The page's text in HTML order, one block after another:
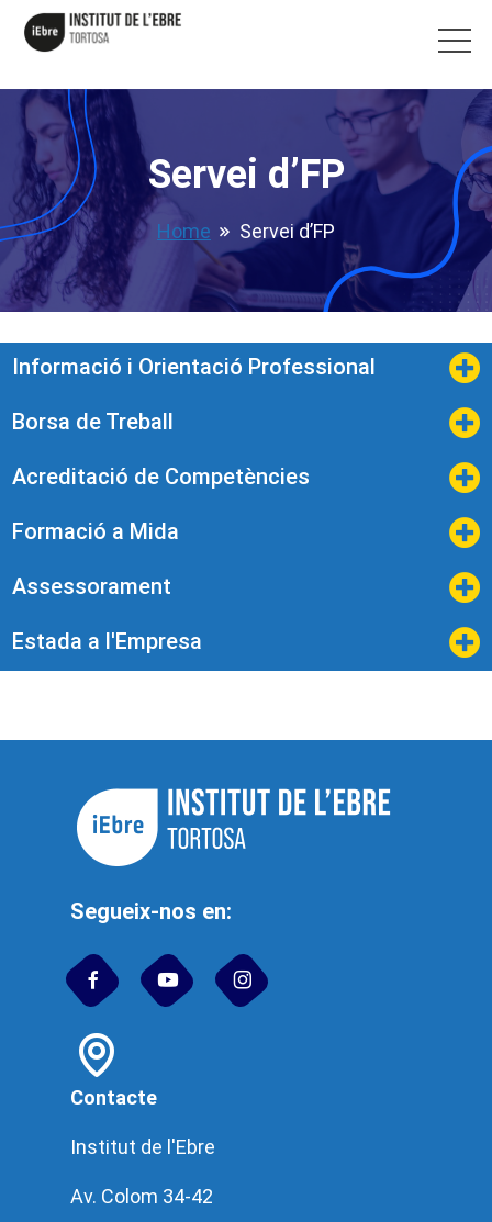
Servei d’FP
Home Servei d’FP
Informació i Orientació Professional
Borsa de Treball
Acreditació de Competències
Formació a Mida
Assessorament
Estada a l'Empresa
Segueix-nos en:
Contacte
Institut de l'Ebre
Av. Colom 34-42